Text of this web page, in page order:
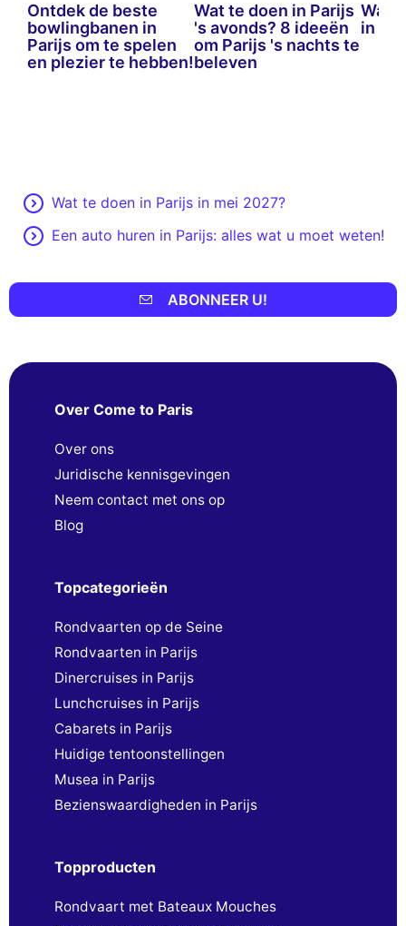
Ontdek de beste
bowlingbanen in
Parijs om te spelen
en plezier te hebben!
Wat te doen in Parijs
's avonds? 8 ideeën
om Parijs 's nachts te
beleven
Wat
in
Wat te doen in Parijs in mei 2027?
Een auto huren in Parijs: alles wat u moet weten!
ABONNEER U!
Over Come to Paris
Over ons
Juridische kennisgevingen
Neem contact met ons op
Blog
Topcategorieën
Rondvaarten op de Seine
Rondvaarten in Parijs
Dinercruises in Parijs
Lunchcruises in Parijs
Cabarets in Parijs
Huidige tentoonstellingen
Musea in Parijs
Bezienswaardigheden in Parijs
Topproducten
Rondvaart met Bateaux Mouches